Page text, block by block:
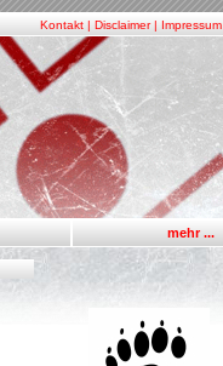
Kontakt | Disclaimer| Impressum
mehr ...